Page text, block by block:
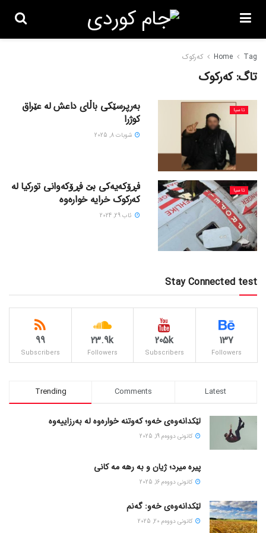
Home Tag کەرکوک
تاگ:کەرکوک
ئاسیا
بەرپرسێکی باڵای داعش لە عێراق
کوژرا
شوبات 8, 2025
ئاسیا
فڕۆکەیەکی بێ فڕۆکەوانی تورکیا لە
کەرکوک خرایە خوارەوە
ئاب 29, 2024
Stay Connected test
137
Followers
205k
Subscribers
23.9k
Followers
99
Subscribers
Trending Comments Latest
لێکدانەوەی خەو؛ کەوتنە خوارەوە لە بەرزاییەوە
كانونی دووه‌م 19, 2025
پیره میرد؛ ژیان و به رهه مه کانی
كانونی دووه‌م 16, 2025
لێکدانەوەی خەو: گەنم
كانونی دووه‌م 20, 2025